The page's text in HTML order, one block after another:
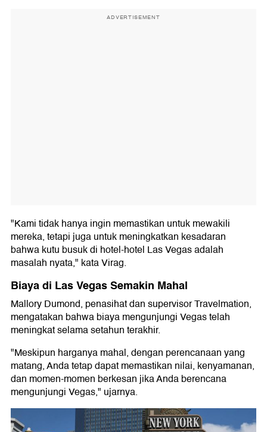
ADVERTISEMENT
"Kami tidak hanya ingin memastikan untuk mewakili
mereka, tetapi juga untuk meningkatkan kesadaran
bahwa kutu busuk di hotel-hotel Las Vegas adalah
masalah nyata," kata Virag.
Biaya di Las Vegas Semakin Mahal
Mallory Dumond, penasihat dan supervisor Travelmation,
mengatakan bahwa biaya mengunjungi Vegas telah
meningkat selama setahun terakhir.
"Meskipun harganya mahal, dengan perencanaan yang
matang, Anda tetap dapat memastikan nilai, kenyamanan,
dan momen-momen berkesan jika Anda berencana
mengunjungi Vegas," ujarnya.